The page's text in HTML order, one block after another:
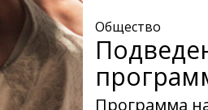
Общество
Программа